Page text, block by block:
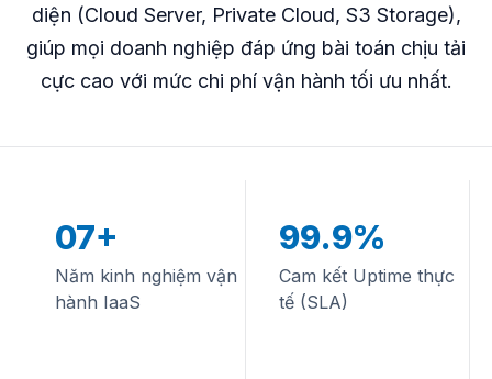
diện (Cloud Server, Private Cloud, S3 Storage),
giúp mọi doanh nghiệp đáp ứng bài toán chịu tải
cực cao với mức chi phí vận hành tối ưu nhất.
07+
Năm kinh nghiệm vận
hành IaaS
99.9%
Cam kết Uptime thực
tế (SLA)